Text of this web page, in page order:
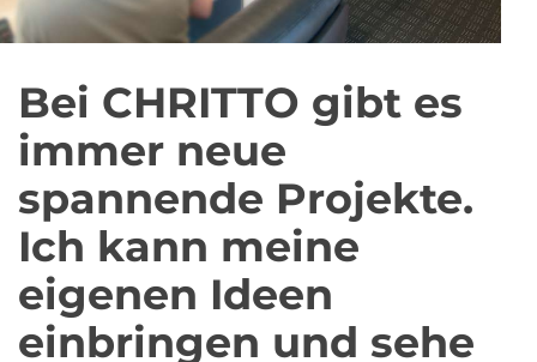
Bei CHRITTO gibt es
immer neue
spannende Projekte.
Ich kann meine
eigenen Ideen
einbringen und sehe